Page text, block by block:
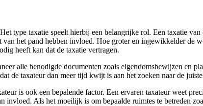
type taxatie speelt hierbij een belangrijke rol. Een taxatie
het pand hebben invloed. Hoe groter en ingewikkelder de
heeft kan dat de taxatie vertragen.
alle benodigde documenten zoals eigendomsbewijzen en
de taxateur dan meer tijd kwijt is aan het zoeken naar de
is ook een bepalende factor. Een ervaren taxateur weet
invloed. Als het moeilijk is om bepaalde ruimtes te betreden